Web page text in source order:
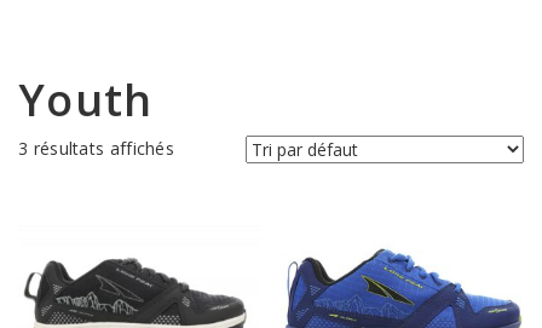
Youth
3 résultats affichés